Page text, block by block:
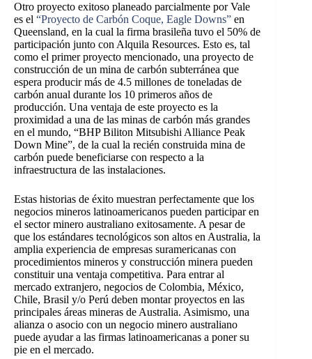
Otro proyecto exitoso planeado parcialmente por Vale
es el “Proyecto de Carbón Coque, Eagle Downs” en
Queensland, en la cual la firma brasileña tuvo el 50% de
participación junto con Alquila Resources. Esto es, tal
como el primer proyecto mencionado, una proyecto de
construcción de un mina de carbón subterránea que
espera producir más de 4.5 millones de toneladas de
carbón anual durante los 10 primeros años de
producción. Una ventaja de este proyecto es la
proximidad a una de las minas de carbón más grandes
en el mundo, “BHP Biliton Mitsubishi Alliance Peak
Down Mine”, de la cual la recién construida mina de
carbón puede beneficiarse con respecto a la
infraestructura de las instalaciones.
Estas historias de éxito muestran perfectamente que los
negocios mineros latinoamericanos pueden participar en
el sector minero australiano exitosamente. A pesar de
que los estándares tecnológicos son altos en Australia, la
amplia experiencia de empresas suramericanas con
procedimientos mineros y construcción minera pueden
constituir una ventaja competitiva. Para entrar al
mercado extranjero, negocios de Colombia, México,
Chile, Brasil y/o Perú deben montar proyectos en las
principales áreas mineras de Australia. Asimismo, una
alianza o asocio con un negocio minero australiano
puede ayudar a las firmas latinoamericanas a poner su
pie en el mercado.